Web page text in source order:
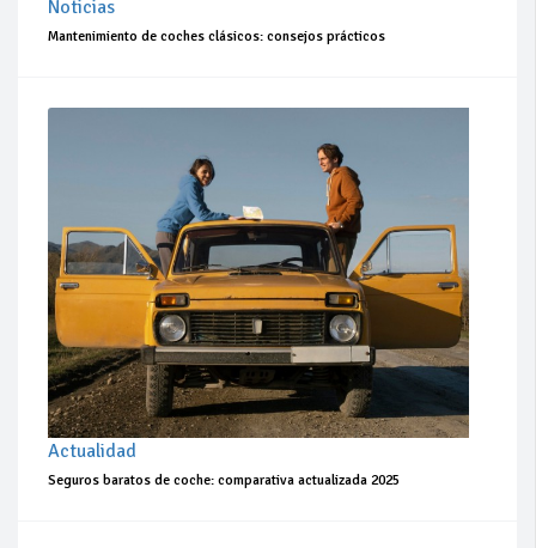
Noticias
Mantenimiento de coches clásicos: consejos prácticos
Actualidad
Seguros baratos de coche: comparativa actualizada 2025